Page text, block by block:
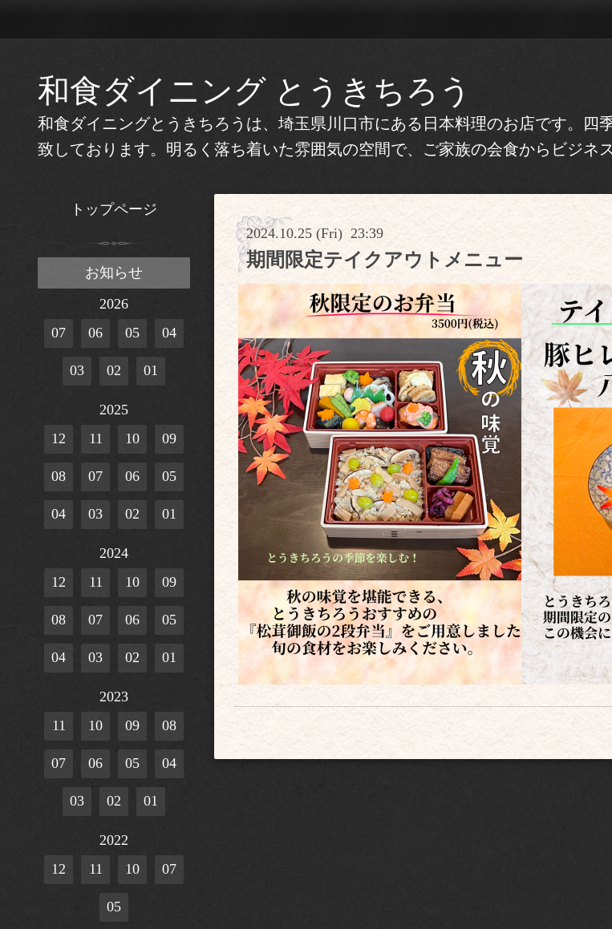
和食ダイニング とうきちろう
和食ダイニングとうきちろうは、埼玉県川口市にある日本料理のお店です。
致しております。明るく落ち着いた雰囲気の空間で、ご家族の会食からビジネ
2024.10.25 (Fri) 23:39
期間限定テイクアウトメニュー
トップページ
お知らせ
2026
07
06 05 04
03 02 01
2025
12
11 10 09
08 07 06 05
04 03 02 01
2024
12
11 10 09
08 07 06 05
04 03 02 01
2023
11
10 09 08
07 06 05 04
03 02 01
2022
12
11 10 07
05